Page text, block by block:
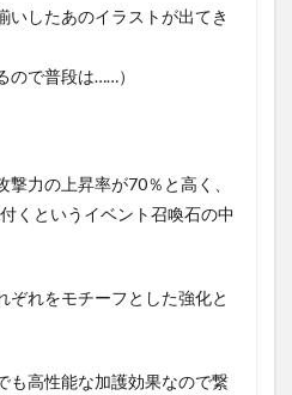
いしたあのイラストが出てき
ので普段は……）
撃力の上昇率が70％と高く、
くというイベント召喚石の中
ぞれをモチーフとした強化と
高性能な加護効果なので繋